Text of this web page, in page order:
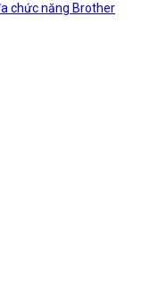
chức năng Brother